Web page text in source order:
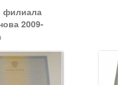
филиала
2009-